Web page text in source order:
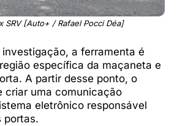
SRV [Auto+ / Rafael Pocci Déa]
a ferramenta é
específica da maçaneta e
A partir desse ponto, o
criar uma comunicação
eletrônico responsável
portas.